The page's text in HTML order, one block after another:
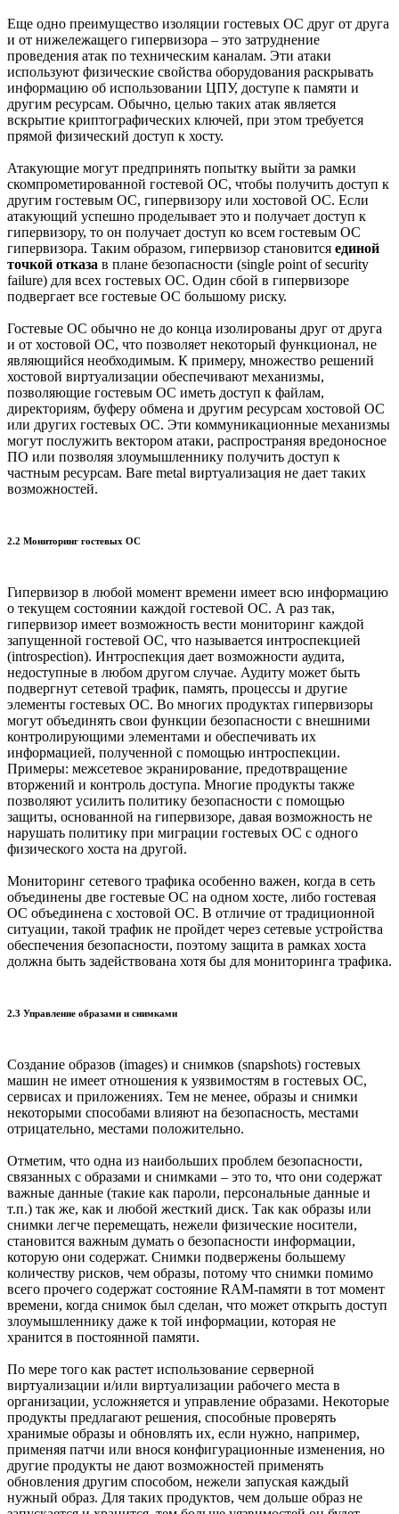
Еще одно преимущество изоляции гостевых ОС друг от друга
и от нижележащего гипервизора – это затруднение
проведения атак по техническим каналам. Эти атаки
используют физические свойства оборудования раскрывать
информацию об использовании ЦПУ, доступе к памяти и
другим ресурсам. Обычно, целью таких атак является
вскрытие криптографических ключей, при этом требуется
прямой физический доступ к хосту.
Атакующие могут предпринять попытку выйти за рамки
скомпрометированной гостевой ОС, чтобы получить доступ к
другим гостевым ОС, гипервизору или хостовой ОС. Если
атакующий успешно проделывает это и получает доступ к
гипервизору, то он получает доступ ко всем гостевым ОС
гипервизора. Таким образом, гипервизор становится единой
точкой отказа в плане безопасности (single point of security
failure) для всех гостевых ОС. Один сбой в гипервизоре
подвергает все гостевые ОС большому риску.
Гостевые ОС обычно не до конца изолированы друг от друга
и от хостовой ОС, что позволяет некоторый функционал, не
являющийся необходимым. К примеру, множество решений
хостовой виртуализации обеспечивают механизмы,
позволяющие гостевым ОС иметь доступ к файлам,
директориям, буферу обмена и другим ресурсам хостовой ОС
или других гостевых ОС. Эти коммуникационные механизмы
могут послужить вектором атаки, распространяя вредоносное
ПО или позволяя злоумышленнику получить доступ к
частным ресурсам. Bare metal виртуализация не дает таких
возможностей.
2.2 Мониторинг гостевых ОС
Гипервизор в любой момент времени имеет всю информацию
о текущем состоянии каждой гостевой ОС. А раз так,
гипервизор имеет возможность вести мониторинг каждой
запущенной гостевой ОС, что называется интроспекцией
(introspection). Интроспекция дает возможности аудита,
недоступные в любом другом случае. Аудиту может быть
подвергнут сетевой трафик, память, процессы и другие
элементы гостевых ОС. Во многих продуктах гипервизоры
могут объединять свои функции безопасности с внешними
контролирующими элементами и обеспечивать их
информацией, полученной с помощью интроспекции.
Примеры: межсетевое экранирование, предотвращение
вторжений и контроль доступа. Многие продукты также
позволяют усилить политику безопасности с помощью
защиты, основанной на гипервизоре, давая возможность не
нарушать политику при миграции гостевых ОС с одного
физического хоста на другой.
Мониторинг сетевого трафика особенно важен, когда в сеть
объединены две гостевые ОС на одном хосте, либо гостевая
ОС объединена с хостовой ОС. В отличие от традиционной
ситуации, такой трафик не пройдет через сетевые устройства
обеспечения безопасности, поэтому защита в рамках хоста
должна быть задействована хотя бы для мониторинга трафика.
2.3 Управление образами и снимками
Создание образов (images) и снимков (snapshots) гостевых
машин не имеет отношения к уязвимостям в гостевых ОС,
сервисах и приложениях. Тем не менее, образы и снимки
некоторыми способами влияют на безопасность, местами
отрицательно, местами положительно.
Отметим, что одна из наибольших проблем безопасности,
связанных с образами и снимками – это то, что они содержат
важные данные (такие как пароли, персональные данные и
т.п.) так же, как и любой жесткий диск. Так как образы или
снимки легче перемещать, нежели физические носители,
становится важным думать о безопасности информации,
которую они содержат. Снимки подвержены большему
количеству рисков, чем образы, потому что снимки помимо
всего прочего содержат состояние RAM-памяти в тот момент
времени, когда снимок был сделан, что может открыть доступ
злоумышленнику даже к той информации, которая не
хранится в постоянной памяти.
По мере того как растет использование серверной
виртуализации и/или виртуализации рабочего места в
организации, усложняется и управление образами. Некоторые
продукты предлагают решения, способные проверять
хранимые образы и обновлять их, если нужно, например,
применяя патчи или внося конфигурационные изменения, но
другие продукты не дают возможностей применять
обновления другим способом, нежели запуская каждый
нужный образ. Для таких продуктов, чем дольше образ не